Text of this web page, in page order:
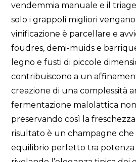
vendemmia manuale e il
solo i grappoli migliori
vinificazione è parcellare e
foudres, demi-muids e
legno e fusti di piccole
contribuiscono a un
creazione di una complessità
fermentazione malolattica
preservando così la
risultato è un champagne che
equilibrio perfetto tra potenza